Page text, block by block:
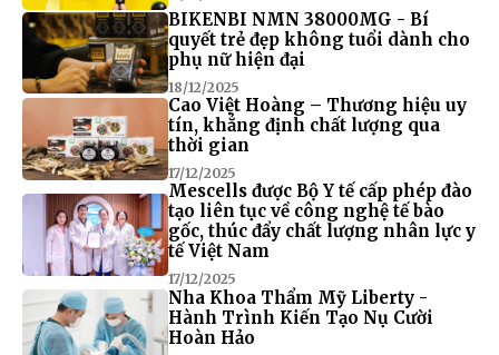
BIKENBI NMN 38000MG - Bí
quyết trẻ đẹp không tuổi dành cho
phụ nữ hiện đại
18/12/2025
Cao Việt Hoàng – Thương hiệu uy
tín, khẳng định chất lượng qua
thời gian
17/12/2025
Mescells được Bộ Y tế cấp phép đào
tạo liên tục về công nghệ tế bào
gốc, thúc đẩy chất lượng nhân lực y
tế Việt Nam
17/12/2025
Nha Khoa Thẩm Mỹ Liberty -
Hành Trình Kiến Tạo Nụ Cười
Hoàn Hảo